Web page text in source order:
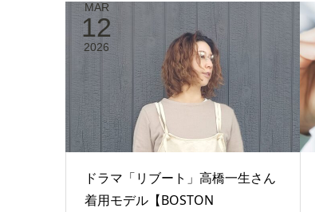
MAR
12
2026
ドラマ「リブート」高橋一生さん
着用モデル【BOSTON